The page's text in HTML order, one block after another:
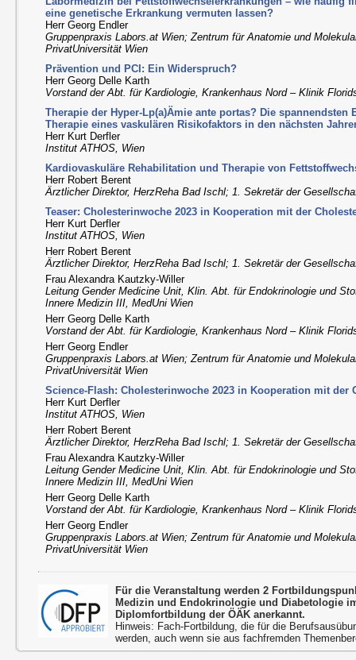
eine genetische Erkrankung vermuten lassen?
Herr Georg Endler
Gruppenpraxis Labors.at Wien; Zentrum für Anatomie und
PrivatUniversität Wien
Prävention und PCI: Ein Widerspruch?
Herr Georg Delle Karth
Vorstand der Abt. für Kardiologie, Krankenhaus Nord – Klinik
Therapie der Hyper-Lp(a)Ämie ante portas? Die spannendsten
Therapie eines vaskulären Risikofaktors in den nächsten
Herr Kurt Derfler
Institut ATHOS, Wien
Kardiovaskuläre Rehabilitation und Therapie von
Herr Robert Berent
Ärztlicher Direktor, HerzReha Bad Ischl; 1. Sekretär der
Teaser: Cholesterinwoche 2023 in Kooperation mit der
Herr Kurt Derfler
Institut ATHOS, Wien
Herr Robert Berent
Ärztlicher Direktor, HerzReha Bad Ischl; 1. Sekretär der
Frau Alexandra Kautzky-Willer
Leitung Gender Medicine Unit, Klin. Abt. für Endokrinologie und
Innere Medizin III, MedUni Wien
Herr Georg Delle Karth
Vorstand der Abt. für Kardiologie, Krankenhaus Nord – Klinik
Herr Georg Endler
Gruppenpraxis Labors.at Wien; Zentrum für Anatomie und
PrivatUniversität Wien
Science-Flash: Cholesterinwoche 2023 in Kooperation mit der
Herr Kurt Derfler
Institut ATHOS, Wien
Herr Robert Berent
Ärztlicher Direktor, HerzReha Bad Ischl; 1. Sekretär der
Frau Alexandra Kautzky-Willer
Leitung Gender Medicine Unit, Klin. Abt. für Endokrinologie und
Innere Medizin III, MedUni Wien
Herr Georg Delle Karth
Vorstand der Abt. für Kardiologie, Krankenhaus Nord – Klinik
Herr Georg Endler
Gruppenpraxis Labors.at Wien; Zentrum für Anatomie und
PrivatUniversität Wien
Für die Veranstaltung werden 2
Medizin und Endokrinologie und Diabetologie
Diplomfortbildung der ÖÄK anerkannt.
Hinweis: Fach-Fortbildung, die für die
werden, auch wenn sie aus fachfremden